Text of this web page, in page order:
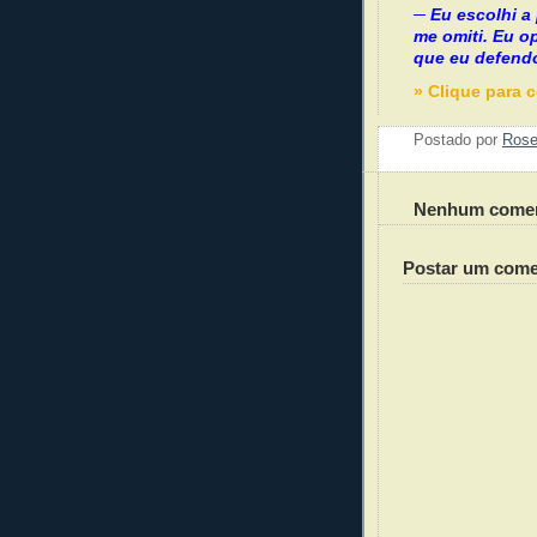
─ Eu escolhi a
me omiti. Eu
que eu
» Clique para
Postado por Rose
Nenhum
Postar um